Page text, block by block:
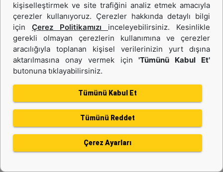
3512C HD
kişiselleştirmek ve site trafiğini analiz etmek amacıyla
çerezler kullanıyoruz. Çerezler hakkında detaylı bilgi
için Çerez Politikamızı inceleyebilirsiniz. Kesinlikle
gerekli olmayan çerezlerin kullanımına ve çerezler
aracılığıyla toplanan kişisel verilerinizin yurt dışına
aktarılmasına onay vermek için'Tümünü Kabul Et'
butonuna tıklayabilirsiniz.
Tümünü Kabul Et
Tümünü Reddet
Çerez Ayarları